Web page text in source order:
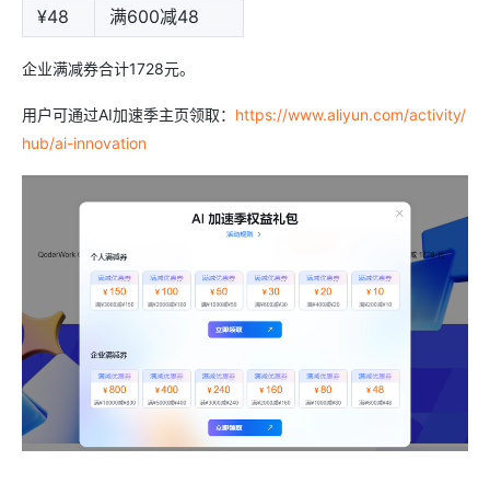
¥48
满600减48
企业满减券合计1728元。
用户可通过AI加速季主页领取： https://www.aliyun.com/activity/
hub/ai-innovation